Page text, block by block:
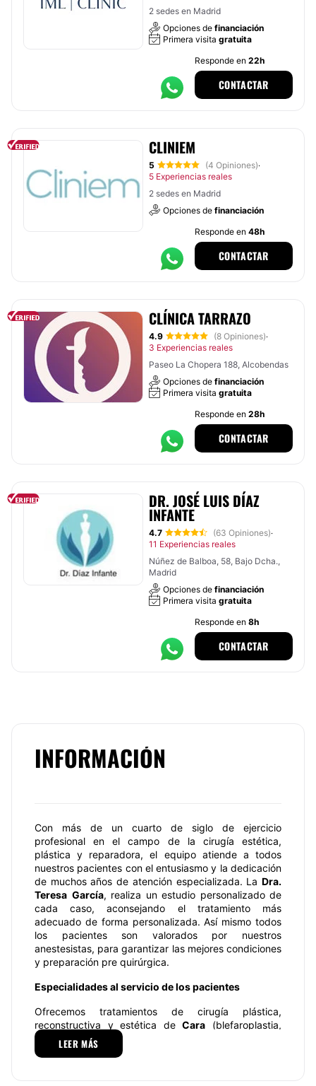
2 sedes en Madrid
Opciones de financiación
Primera visita gratuita
Responde en 22h
CONTACTAR
CLINIEM
5 (4 Opiniones)·
5 Experiencias reales
2 sedes en Madrid
Opciones de financiación
Responde en 48h
CONTACTAR
CLÍNICA TARRAZO
4.9 (8 Opiniones)·
3 Experiencias reales
Paseo La Chopera 188, Alcobendas
Opciones de financiación
Primera visita gratuita
Responde en 28h
CONTACTAR
DR. JOSÉ LUIS DÍAZ
INFANTE
4.7 (63 Opiniones)·
11 Experiencias reales
Núñez de Balboa, 58, Bajo Dcha.,
Madrid
Opciones de financiación
Primera visita gratuita
Responde en 8h
CONTACTAR
INFORMACIÓN
Con más de un cuarto de siglo de ejercicio
profesional en el campo de la cirugía estética,
plástica y reparadora, el equipo atiende a todos
nuestros pacientes con el entusiasmo y la dedicación
de muchos años de atención especializada. La Dra.
Teresa García, realiza un estudio personalizado de
cada caso, aconsejando el tratamiento más
adecuado de forma personalizada. Así mismo todos
los pacientes son valorados por nuestros
anestesistas, para garantizar las mejores condiciones
y preparación pre quirúrgica.
Especialidades al servicio de los pacientes
Ofrecemos tratamientos de cirugía plástica,
reconstructiva y estética deCara (blefaroplastia,
rinoplastia, otoplastia, aumento de pómulos y
mentón, lifting, aumento de labios, elevación de
LEER MÁS